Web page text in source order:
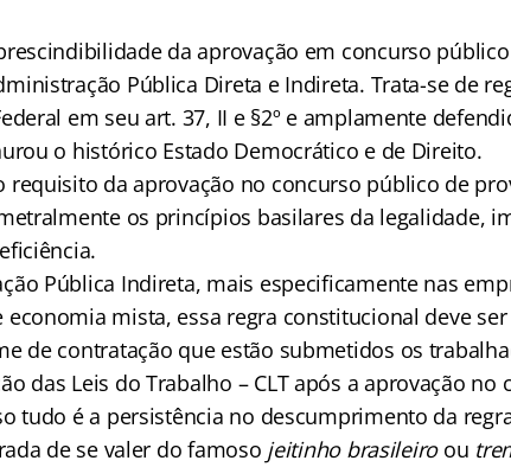
da aprovação em concurso
Pública Direta e Indireta. Trata-se de
em seu art. 37, II e §2º e amplamente
o histórico Estado Democrático e de Direito.
requisito da aprovação no concurso público de
os princípios basilares da legalidade,
Pública Indireta, mais especificamente nas
economia mista, essa regra constitucional deve
de contratação que estão submetidos os
das Leis do Trabalho – CLT após a aprovação no
tudo é a persistência no descumprimento da
de se valer do famoso jeitinho brasileiroou